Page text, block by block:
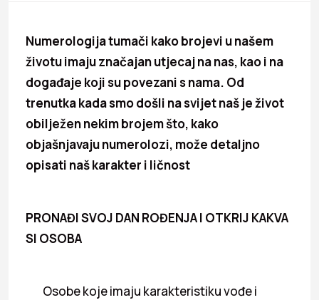
Numerologija tumači kako brojevi u našem
životu imaju značajan utjecaj na nas, kao i na
događaje koji su povezani s nama. Od
trenutka kada smo došli na svijet naš je život
obilježen nekim brojem što, kako
objašnjavaju numerolozi, može detaljno
opisati naš karakter i ličnost
PRONAĐI SVOJ DAN ROĐENJA I OTKRIJ KAKVA
SI OSOBA
Osobe koje imaju karakteristiku vođe i